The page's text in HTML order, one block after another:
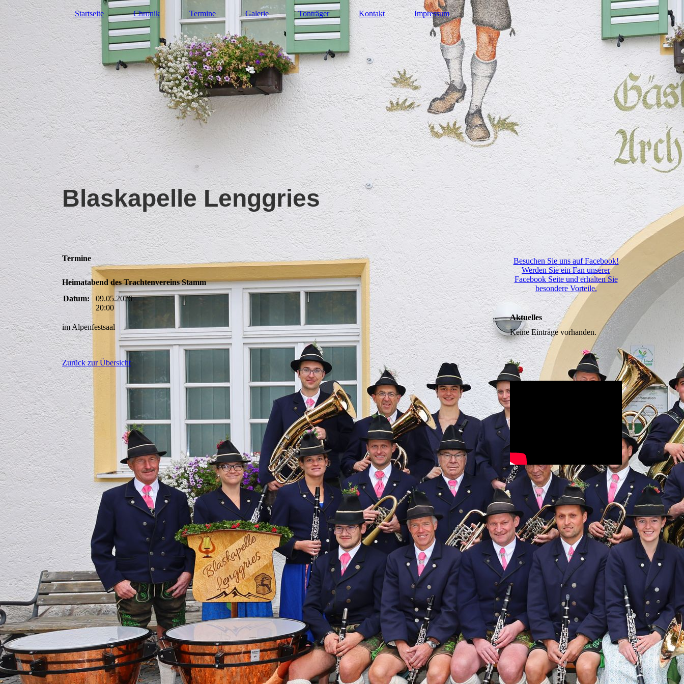
Startseite Chronik Termine Galerie Tonträger Kontakt Impressum
Blaskapelle Lenggries
Termine
Heimatabend des Trachtenvereins Stamm
Datum:
09.05.2026
20:00
im Alpenfestsaal
Zurück zur Übersicht
Besuchen Sie uns auf Facebook!
Werden Sie ein Fan unserer
Facebook Seite und erhalten Sie
besondere Vorteile.
Aktuelles
Keine Einträge vorhanden.